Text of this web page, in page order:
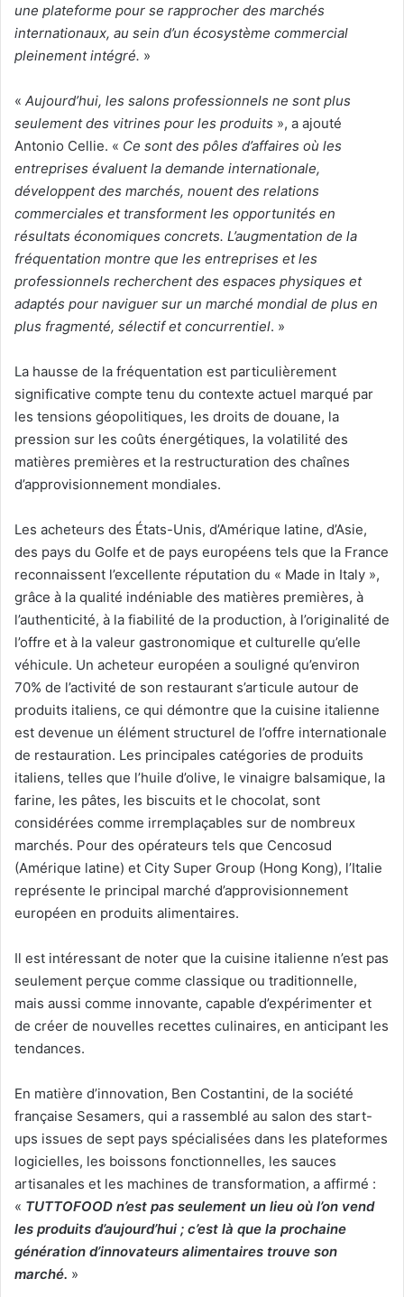
une plateforme pour se rapprocher des marchés
internationaux, au sein d’un écosystème commercial
pleinement intégré. »
« Aujourd’hui, les salons professionnels ne sont plus
seulement des vitrines pour les produits », a ajouté
Antonio Cellie. « Ce sont des pôles d’affaires où les
entreprises évaluent la demande internationale,
développent des marchés, nouent des relations
commerciales et transforment les opportunités en
résultats économiques concrets. L’augmentation de la
fréquentation montre que les entreprises et les
professionnels recherchent des espaces physiques et
adaptés pour naviguer sur un marché mondial de plus en
plus fragmenté, sélectif et concurrentiel. »
La hausse de la fréquentation est particulièrement
significative compte tenu du contexte actuel marqué par
les tensions géopolitiques, les droits de douane, la
pression sur les coûts énergétiques, la volatilité des
matières premières et la restructuration des chaînes
d’approvisionnement mondiales.
Les acheteurs des États-Unis, d’Amérique latine, d’Asie,
des pays du Golfe et de pays européens tels que la France
reconnaissent l’excellente réputation du « Made in Italy »,
grâce à la qualité indéniable des matières premières, à
l’authenticité, à la fiabilité de la production, à l’originalité de
l’offre et à la valeur gastronomique et culturelle qu’elle
véhicule. Un acheteur européen a souligné qu’environ
70% de l’activité de son restaurant s’articule autour de
produits italiens, ce qui démontre que la cuisine italienne
est devenue un élément structurel de l’offre internationale
de restauration. Les principales catégories de produits
italiens, telles que l’huile d’olive, le vinaigre balsamique, la
farine, les pâtes, les biscuits et le chocolat, sont
considérées comme irremplaçables sur de nombreux
marchés. Pour des opérateurs tels que Cencosud
(Amérique latine) et City Super Group (Hong Kong), l’Italie
représente le principal marché d’approvisionnement
européen en produits alimentaires.
Il est intéressant de noter que la cuisine italienne n’est pas
seulement perçue comme classique ou traditionnelle,
mais aussi comme innovante, capable d’expérimenter et
de créer de nouvelles recettes culinaires, en anticipant les
tendances.
En matière d’innovation, Ben Costantini, de la société
française Sesamers, qui a rassemblé au salon des start-
ups issues de sept pays spécialisées dans les plateformes
logicielles, les boissons fonctionnelles, les sauces
artisanales et les machines de transformation, a affirmé :
« TUTTOFOOD n’est pas seulement un lieu où l’on vend
les produits d’aujourd’hui ; c’est là que la prochaine
génération d’innovateurs alimentaires trouve son
marché. »